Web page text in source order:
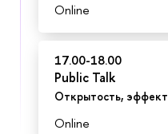
Online
17.00-18.00
Public Talk
Открытость,
Online